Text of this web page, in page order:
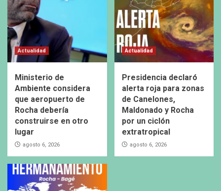
Actualidad
Ministerio de
Ambiente considera
que aeropuerto de
Rocha debería
construirse en otro
lugar
agosto 6, 2026
Actualidad
Presidencia declaró
alerta roja para zonas
de Canelones,
Maldonado y Rocha
por un ciclón
extratropical
agosto 6, 2026